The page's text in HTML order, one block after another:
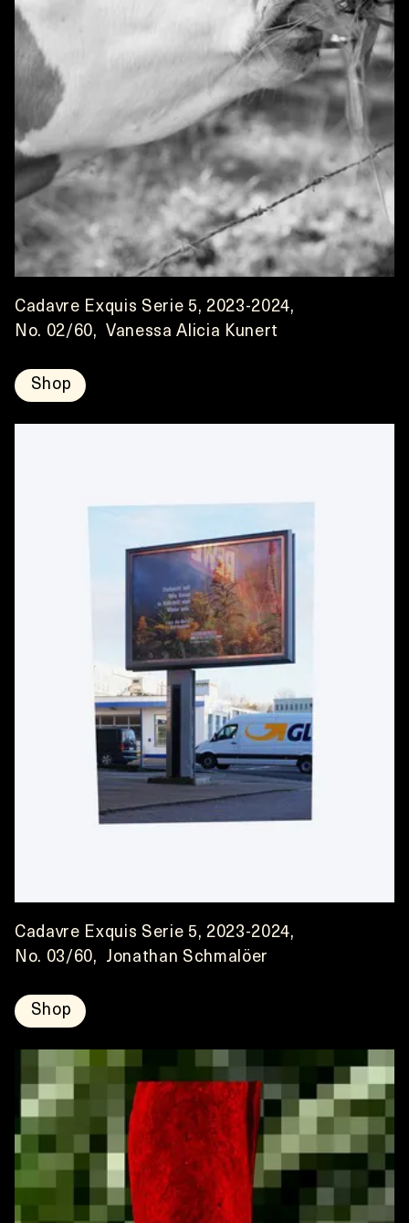
Cadavre Exquis Serie 5, 2023-2024,
No. 02/60,  Vanessa Alicia Kunert
Shop
Cadavre Exquis Serie 5, 2023-2024,
No. 03/60,  Jonathan Schmalöer
Shop